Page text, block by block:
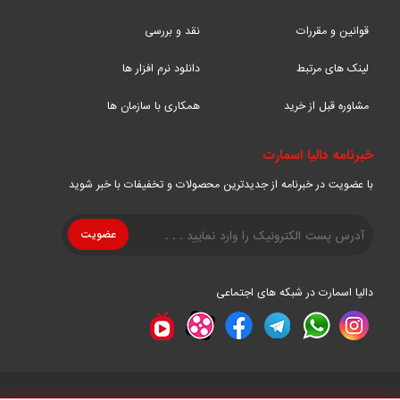
زاویه دید، پشتیبانی از ذخیره‌سازی ابری و قابلیت تشخیص حرکت
قطعات با کیفیت و استانداردهای بالای تولید، از قابلیت اطمینان بسیار
بالایی برخوردار هستند و در شرایط مختلف آب و هوایی عملکرد
پشتیبانی نرم‌افزاری قوی
کنترل از راه دور بر سیستم‌های نظارتی را فراهم می‌کنند. این نرم‌افزارها
دارای قابلیت‌های متنوعی مانند ضبط تصاویر، پخش زنده، تشخیص
قوانین و مقررات
لینک های مرتبط
مشاوره قبل از خرید
نقد و بررسی
دانلود نرم افزار ها
همکاری با سازمان ها
خبرنامه دالیا اسمارت
با عضویت در خبرنامه از جدیدترین محصولات و تخفیفات با خبر شوید
دالیا اسمارت در شبکه های اجتماعی